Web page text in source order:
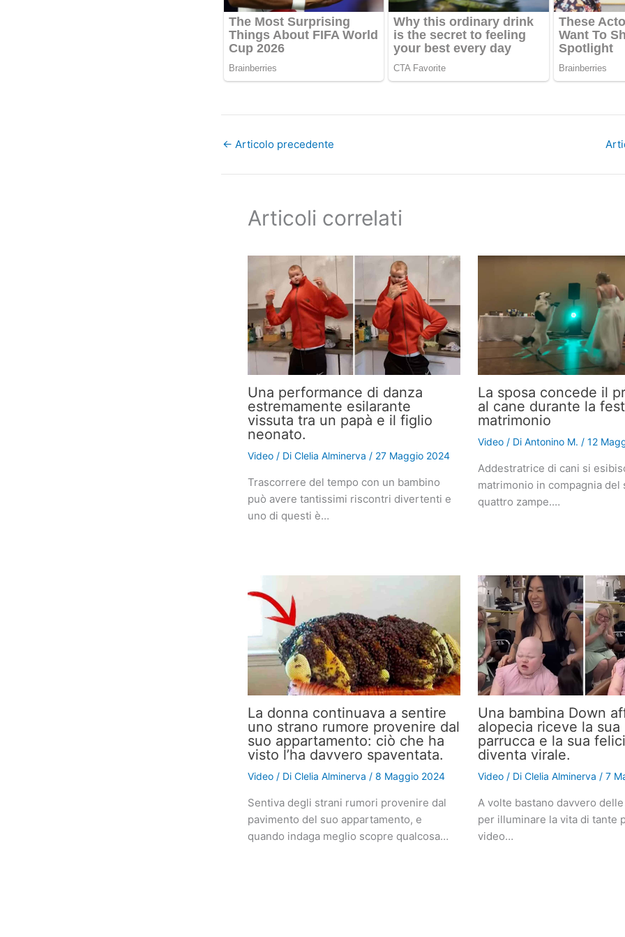
← Articolo precedente
Articoli correlati
Una performance di danza
estremamente esilarante
vissuta tra un papà e il figlio
neonato.
Video/ Di Clelia Alminerva / 27 Maggio 2024
Trascorrere del tempo con un bambino
può avere tantissimi riscontri divertenti e
uno di questi è…
La sposa concede il
al cane durante la
matrimonio
Video/ Di Antonino M. / 12
Addestratrice di cani si
matrimonio in compagnia del
quattro zampe.…
La donna continuava a sentire
uno strano rumore provenire dal
suo appartamento: ciò che ha
visto l’ha davvero spaventata.
Video/ Di Clelia Alminerva / 8 Maggio 2024
Sentiva degli strani rumori provenire dal
pavimento del suo appartamento, e
quando indaga meglio scopre qualcosa…
Una bambina Down
alopecia riceve la sua
parrucca e la sua
diventa virale.
Video/ Di Clelia Alminerva / 7
A volte bastano davvero
per illuminare la vita di tante
video…